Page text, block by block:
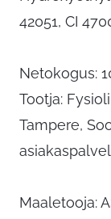
42051, CI
Netokogus:
Tootja:
Tampere,
Maaletooja: